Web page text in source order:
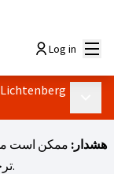
Elegir el idioma
Log in
هیئت مشورتی منطقه برای مشارکت و ادغام Lichtenberg
هشدار: ممکن است
ترجمه شود و 100٪ دقیق نباشد.